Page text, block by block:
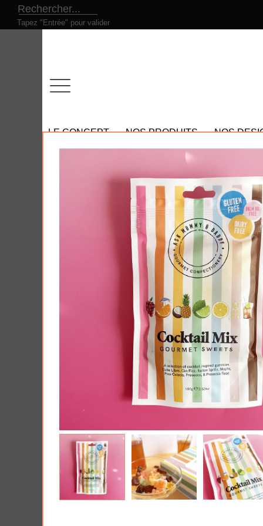
Tapez "Entrée" pour valider
LE CONCEPT NOS PRODUITS NOS
- Nos promotions
AJOUTER À MA BOX
Tablette de chocolat noit spéculoos
7.90 €5.90 €
Plus que 3 en stock !
Harry
19.90 €
Plus que 7 en